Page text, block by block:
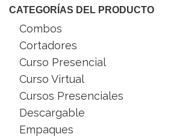
CATEGORÍAS DEL PRODUCTO
Combos
Cortadores
Curso Presencial
Curso Virtual
Cursos Presenciales
Descargable
Empaques